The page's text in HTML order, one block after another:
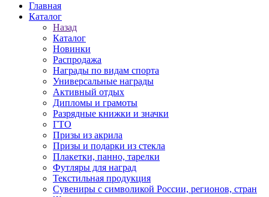
Главная
Каталог
Назад
Каталог
Новинки
Распродажа
Награды по видам спорта
Универсальные награды
Активный отдых
Дипломы и грамоты
Разрядные книжки и значки
ГТО
Призы из акрила
Призы и подарки из стекла
Плакетки, панно, тарелки
Футляры для наград
Текстильная продукция
Сувениры с символикой России, регионов, стран